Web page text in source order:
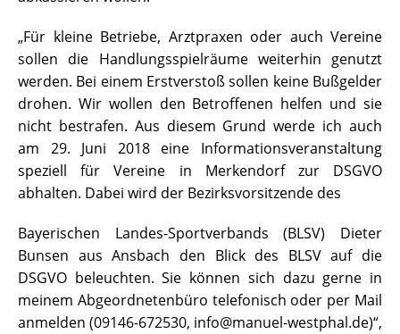
„Für kleine Betriebe, Arztpraxen oder auch Vereine
sollen die Handlungsspielräume weiterhin genutzt
werden. Bei einem Erstverstoß sollen keine Bußgelder
drohen. Wir wollen den Betroffenen helfen und sie
nicht bestrafen. Aus diesem Grund werde ich auch
am 29. Juni 2018 eine Informationsveranstaltung
speziell für Vereine in Merkendorf zur DSGVO
abhalten. Dabei wird der Bezirksvorsitzende des
Bayerischen Landes-Sportverbands (BLSV) Dieter
Bunsen aus Ansbach den Blick des BLSV auf die
DSGVO beleuchten. Sie können sich dazu gerne in
meinem Abgeordnetenbüro telefonisch oder per Mail
anmelden (09146-672530, info@manuel-westphal.de)“,